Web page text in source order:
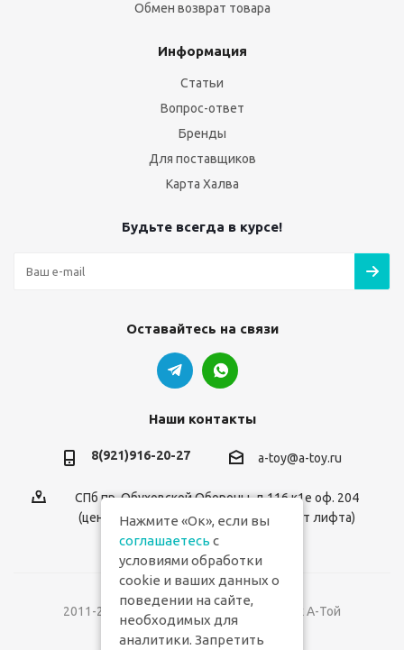
Обмен возврат товара
Информация
Статьи
Вопрос-ответ
Бренды
Для поставщиков
Карта Халва
Будьте всегда в курсе!
Оставайтесь на связи
Наши контакты
8(921)916-20-27 a-toy@a-toy.ru
СПб пр. Обуховской Обороны, д.116 к1е оф. 204
(центральный вход 2-й этаж справа от лифта)
2011-2026 © Интернет-магазин игрушек А-Той
Нажмите «Ок», если вы
соглашаетесь с
условиями обработки
cookie и ваших данных о
поведении на сайте,
необходимых для
аналитики. Запретить